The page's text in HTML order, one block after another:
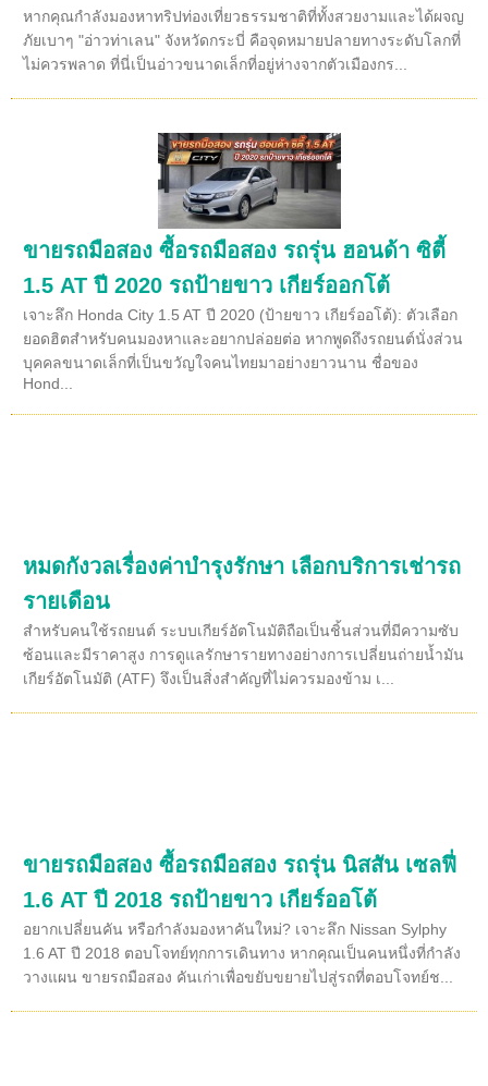
หากคุณกำลังมองหาทริปท่องเที่ยวธรรมชาติที่ทั้งสวยงามและได้ผจญ
ภัยเบาๆ "อ่าวท่าเลน" จังหวัดกระบี่ คือจุดหมายปลายทางระดับโลกที่
ไม่ควรพลาด ที่นี่เป็นอ่าวขนาดเล็กที่อยู่ห่างจากตัวเมืองกร...
ขายรถมือสอง ซื้อรถมือสอง รถรุ่น ฮอนด้า ซิตี้
1.5 AT ปี 2020 รถป้ายขาว เกียร์ออกโต้
เจาะลึก Honda City 1.5 AT ปี 2020 (ป้ายขาว เกียร์ออโต้): ตัวเลือก
ยอดฮิตสำหรับคนมองหาและอยากปล่อยต่อ หากพูดถึงรถยนต์นั่งส่วน
บุคคลขนาดเล็กที่เป็นขวัญใจคนไทยมาอย่างยาวนาน ชื่อของ
Hond...
หมดกังวลเรื่องค่าบำรุงรักษา เลือกบริการเช่ารถ
รายเดือน
สำหรับคนใช้รถยนต์ ระบบเกียร์อัตโนมัติถือเป็นชิ้นส่วนที่มีความซับ
ซ้อนและมีราคาสูง การดูแลรักษารายทางอย่างการเปลี่ยนถ่ายน้ำมัน
เกียร์อัตโนมัติ (ATF) จึงเป็นสิ่งสำคัญที่ไม่ควรมองข้าม เ...
ขายรถมือสอง ซื้อรถมือสอง รถรุ่น นิสสัน เซลฟี่
1.6 AT ปี 2018 รถป้ายขาว เกียร์ออโต้
อยากเปลี่ยนคัน หรือกำลังมองหาคันใหม่? เจาะลึก Nissan Sylphy
1.6 AT ปี 2018 ตอบโจทย์ทุกการเดินทาง หากคุณเป็นคนหนึ่งที่กำลัง
วางแผน ขายรถมือสอง คันเก่าเพื่อขยับขยายไปสู่รถที่ตอบโจทย์ช...